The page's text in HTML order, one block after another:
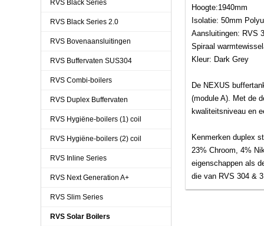
RVS Black Series
RVS Black Series 2.0
RVS Bovenaansluitingen
RVS Buffervaten SUS304
RVS Combi-boilers
RVS Duplex Buffervaten
RVS Hygiëne-boilers (1) coil
RVS Hygiëne-boilers (2) coil
RVS Inline Series
RVS Next Generation A+
RVS Slim Series
RVS Solar Boilers
Hoogte:1940mm
Isolatie: 50mm
Aansluitingen: RVS
Spiraal
Kleur: Dark Grey
De NEXUS
(module A). Met de
kwaliteitsniveau en
Kenmerken duplex
23% Chroom, 4%
eigenschappen als
die van RVS 304 &